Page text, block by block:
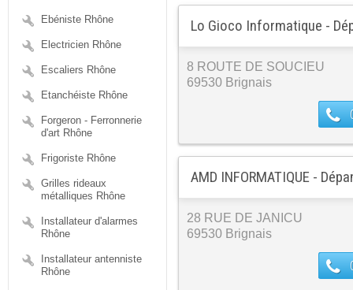
Ebéniste Rhône
Electricien Rhône
Escaliers Rhône
Etanchéiste Rhône
Forgeron - Ferronnerie
d'art Rhône
Frigoriste Rhône
Grilles rideaux
métalliques Rhône
Installateur d'alarmes
Rhône
Installateur antenniste
Rhône
Lo Gioco Informatique -
8 ROUTE DE SOUCIEU
69530 Brignais
AMD INFORMATIQUE -
28 RUE DE JANICU
69530 Brignais